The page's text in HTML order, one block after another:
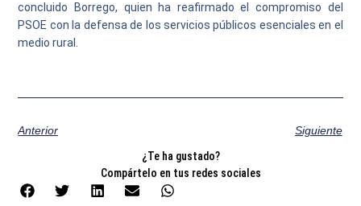
concluido Borrego, quien ha reafirmado el compromiso del
PSOE con la defensa de los servicios públicos esenciales en el
medio rural.
Anterior Siguiente
¿Te ha gustado?
Compártelo en tus redes sociales